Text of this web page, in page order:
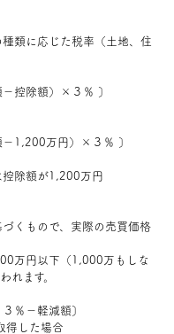
約
類に応じた税率（土地、住
－控除額）×３％ 〕
－1,200万円）×３％ 〕
控除額が1,200万円
くもので、実際の売買価格
万円以下（1,000万もしな
れます。
％－軽減額〕
得した場合